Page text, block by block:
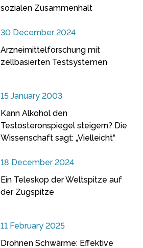
sozialen Zusammenhalt
30 December 2024
Arzneimittelforschung mit
zellbasierten Testsystemen
15 January 2003
Kann Alkohol den
Testosteronspiegel steigern? Die
Wissenschaft sagt: „Vielleicht“
18 December 2024
Ein Teleskop der Weltspitze auf
der Zugspitze
11 February 2025
Drohnen Schwärme: Effektive